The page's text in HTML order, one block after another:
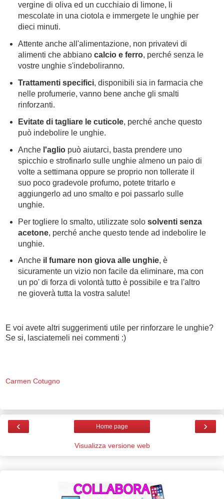
vergine di oliva ed un cucchiaio di limone, li
mescolate in una ciotola e immergete le unghie per
dieci minuti.
Attente anche all'alimentazione, non privatevi di
alimenti che abbiano calcio e ferro, perché senza le
vostre unghie s'indeboliranno.
Trattamenti specifici, disponibili sia in farmacia che
nelle profumerie, vanno bene anche gli smalti
rinforzanti.
Evitate di tagliare le cuticole, perché anche questo
può indebolire le unghie.
Anche l'agliopuò aiutarci, basta prendere uno
spicchio e strofinarlo sulle unghie almeno un paio di
volte a settimana oppure se proprio non tollerate il
suo poco gradevole profumo, potete tritarlo e
aggiungerlo ad uno smalto e poi passarlo sulle
unghie.
Per togliere lo smalto, utilizzate solo solventi senza
acetone, perché anche questo tende ad indebolire le
unghie.
Ancheil fumare non giova alle unghie, è
sicuramente un vizio non facile da eliminare, ma con
un po' di forza di volontà tutto è possibile e tra l'altro
ne gioverà tutta la vostra salute!
E voi avete altri suggerimenti utile per rinforzare le unghie?
Se si, lasciatemeli nei commenti :)
Carmen Cotugno
‹ ›
Home page
Visualizza versione web